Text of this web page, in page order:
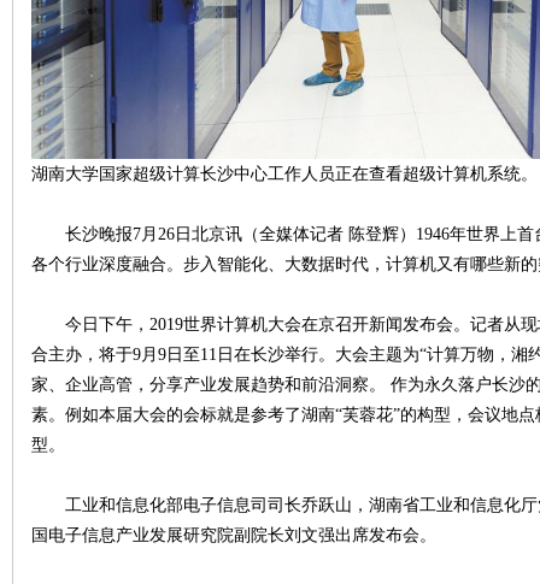
湖南大学国家超级计算长沙中心工作人员正在查看超级计算机系
长沙晚报7月26日北京讯（全媒体记者 陈登辉）1946年世界上首
各个行业深度融合。步入智能化、大数据时代，计算机又有哪些新
今日下午，2019世界计算机大会在京召开新闻发布会。记者从现
合主办，将于9月9日至11日在长沙举行。大会主题为“计算万物，湘
家、企业高管，分享产业发展趋势和前沿洞察。 作为永久落户长沙
素。例如本届大会的会标就是参考了湖南“芙蓉花”的构型，会议地
型。
工业和信息化部电子信息司司长乔跃山，湖南省工业和信息化厅
国电子信息产业发展研究院副院长刘文强出席发布会。